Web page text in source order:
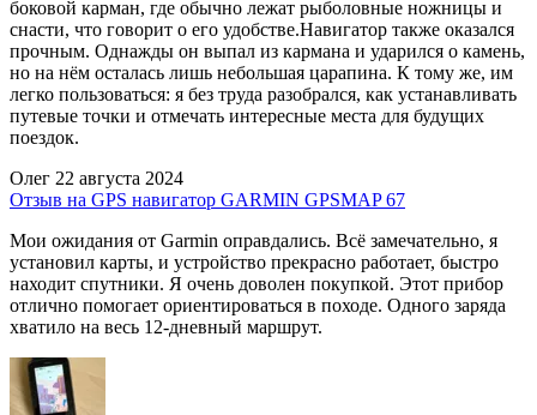
боковой карман, где обычно лежат рыболовные ножницы и
снасти, что говорит о его удобстве.Навигатор также оказался
прочным. Однажды он выпал из кармана и ударился о камень,
но на нём осталась лишь небольшая царапина. К тому же, им
легко пользоваться: я без труда разобрался, как устанавливать
путевые точки и отмечать интересные места для будущих
поездок.
Олег 22 августа 2024
Отзыв на GPS навигатор GARMIN GPSMAP 67
Мои ожидания от Garmin оправдались. Всё замечательно, я
установил карты, и устройство прекрасно работает, быстро
находит спутники. Я очень доволен покупкой. Этот прибор
отлично помогает ориентироваться в походе. Одного заряда
хватило на весь 12-дневный маршрут.